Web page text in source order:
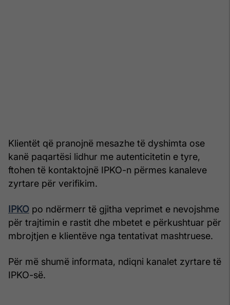
Klientët që pranojnë mesazhe të dyshimta ose
kanë paqartësi lidhur me autenticitetin e tyre,
ftohen të kontaktojnë IPKO-n përmes kanaleve
zyrtare për verifikim.
IPKO po ndërmerr të gjitha veprimet e nevojshme
për trajtimin e rastit dhe mbetet e përkushtuar për
mbrojtjen e klientëve nga tentativat mashtruese.
Për më shumë informata, ndiqni kanalet zyrtare të
IPKO-së.